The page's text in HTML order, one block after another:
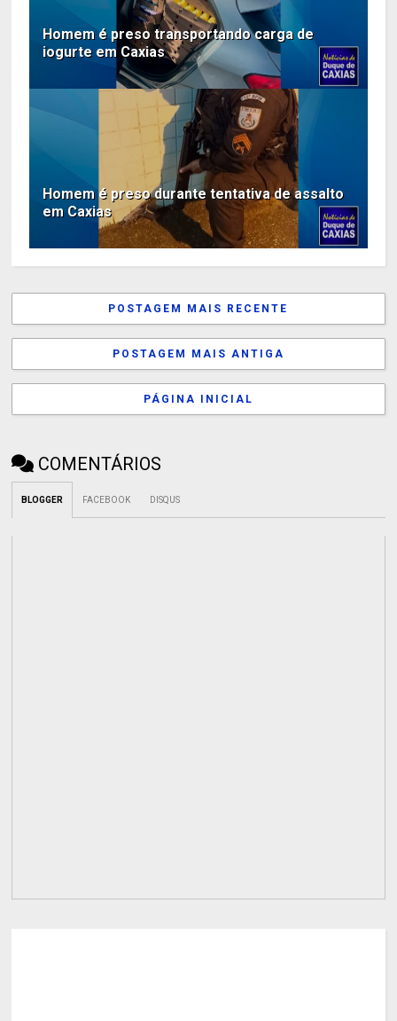
Homem é preso transportando carga de
iogurte em Caxias
Homem é preso durante tentativa de assalto
em Caxias
POSTAGEM MAIS RECENTE
POSTAGEM MAIS ANTIGA
PÁGINA INICIAL
COMENTÁRIOS
BLOGGER FACEBOOK DISQUS